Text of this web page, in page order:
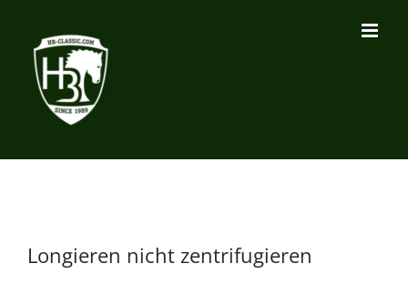
Inhalt
springen
Longieren nicht zentrifugieren